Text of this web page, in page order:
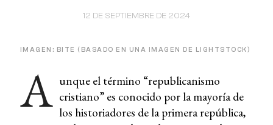
12 DE SEPTIEMBRE DE 2024
IMAGEN: BITE (BASADO EN UNA IMAGEN DE LIGHTSTOCK)
A unque el término “republicanismo
cristiano” es conocido por la mayoría de
los historiadores de la primera república,